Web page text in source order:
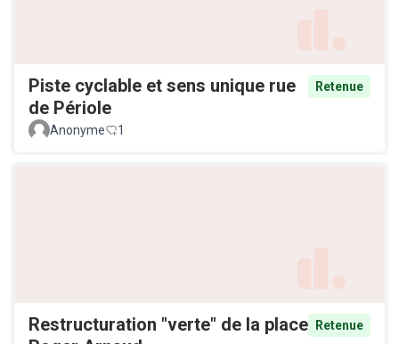
Piste cyclable et sens unique rue
de Périole
Retenue
Anonyme 1
Restructuration "verte" de la place Retenue